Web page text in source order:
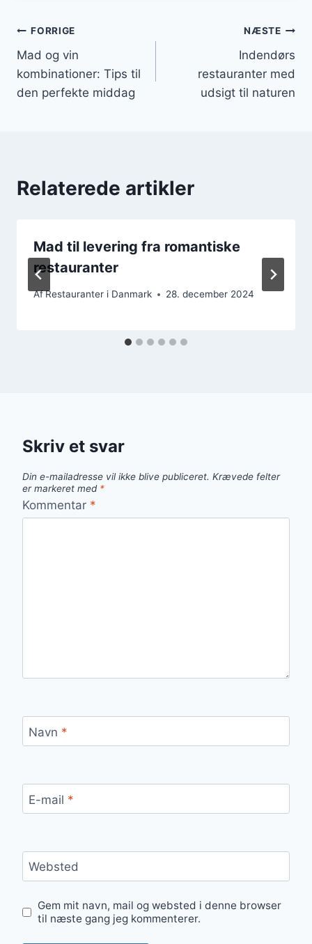
Indlægsnavigation
FORRIGE
Mad og vin
kombinationer: Tips til
den perfekte middag
NÆSTE
Indendørs
restauranter med
udsigt til naturen
Relaterede artikler
Mad til levering fra romantiske
restauranter
AfRestauranter i Danmark 28. december 2024
Skriv et svar
Din e-mailadresse vil ikke blive publiceret. Krævede felter
er markeret med *
Kommentar *
Navn *
E-mail *
Websted
Gem mit navn, mail og websted i denne browser
til næste gang jeg kommenterer.